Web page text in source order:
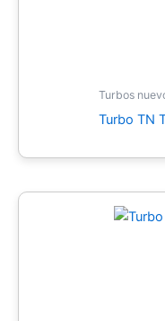
Turbos
Turbo TN